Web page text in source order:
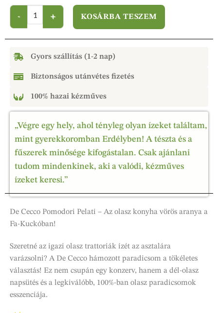
KOSÁRBA TESZEM
Gyors szállítás (1-2 nap)
Biztonságos utánvétes fizetés
100% hazai kézműves
„Végre egy hely, ahol tényleg olyan ízeket találtam,
mint gyerekkoromban Erdélyben! A tészta és a
fűszerek minősége kifogástalan. Csak ajánlani
tudom mindenkinek, aki a valódi, kézműves
ízeket keresi.”
De Cecco Pomodori Pelati – Az olasz konyha vörös aranya a
Fa-Kuckóban!
Szeretné az igazi olasz trattoriák ízét az asztalára
varázsolni? A De Cecco hámozott paradicsom a tökéletes
választás! Ez nem csupán egy konzerv, hanem a dél-olasz
napsütés és a legkiválóbb, 100%-ban olasz paradicsomok
esszenciája.